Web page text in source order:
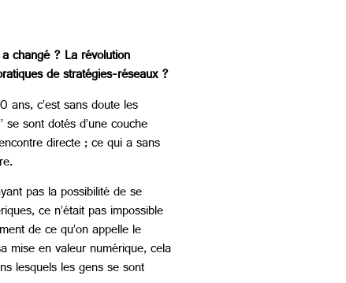
changé ? La révolution
de stratégies-réseaux ?
ans, c’est sans doute les
sont dotés d’une couche
directe ; ce qui a sans
pas la possibilité de se
ce n’était pas impossible
de ce qu’on appelle le
mise en valeur numérique, cela
lesquels les gens se sont